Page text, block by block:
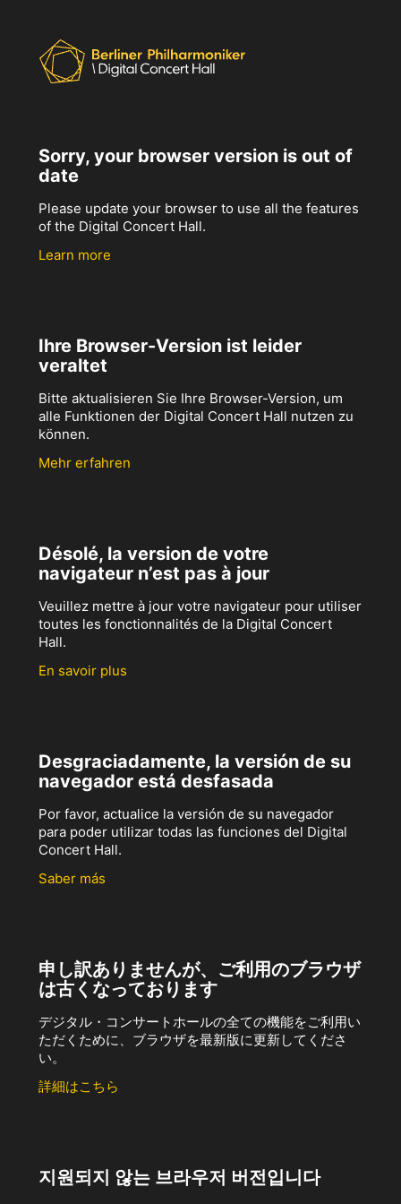
Sorry, your browser version is out of
date
Please update your browser to use all the features
of the Digital Concert Hall.
Learn more
Ihre Browser-Version ist leider
veraltet
Bitte aktualisieren Sie Ihre Browser-Version, um
alle Funktionen der Digital Concert Hall nutzen zu
können.
Mehr erfahren
Désolé, la version de votre
navigateur n’est pas à jour
Veuillez mettre à jour votre navigateur pour utiliser
toutes les fonctionnalités de la Digital Concert
Hall.
En savoir plus
Desgraciadamente, la versión de su
navegador está desfasada
Por favor, actualice la versión de su navegador
para poder utilizar todas las funciones del Digital
Concert Hall.
Saber más
申し訳ありませんが、ご利用のブラウザ
は古くなっております
デジタル・コンサートホールの全ての機能をご利用い
ただくために、ブラウザを最新版に更新してくださ
い。
詳細はこちら
지원되지 않는 브라우저 버전입니다